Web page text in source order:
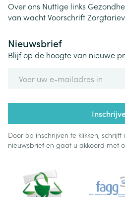
Over ons Nuttige links
van wachtVoorschrift
Nieuwsbrief
Blijf op de hoogte van nieuwe
Door op inschrijven te klikken,
nieuwsbrief en gaat u akkoord met